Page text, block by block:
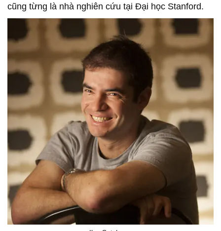
cũng từng là nhà nghiên cứu tại Đại học Stanford.